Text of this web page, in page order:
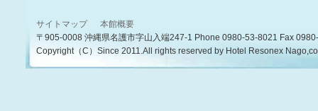
サイトマップ
本館概要
〒905-0008 沖縄県名護市字山入端247-1 Phone 0980-53-8021 Fax
Copyright（C）Since 2011.All rights reserved by Hotel Resonex